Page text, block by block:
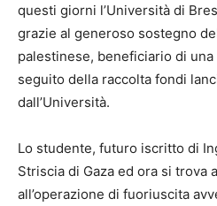
questi giorni l’Università di
grazie al generoso sostegno
palestinese, beneficiario di
seguito della raccolta fondi
dall’Università.
Lo studente, futuro iscritto di
Striscia di Gaza ed ora si trova
all’operazione di fuoriuscita